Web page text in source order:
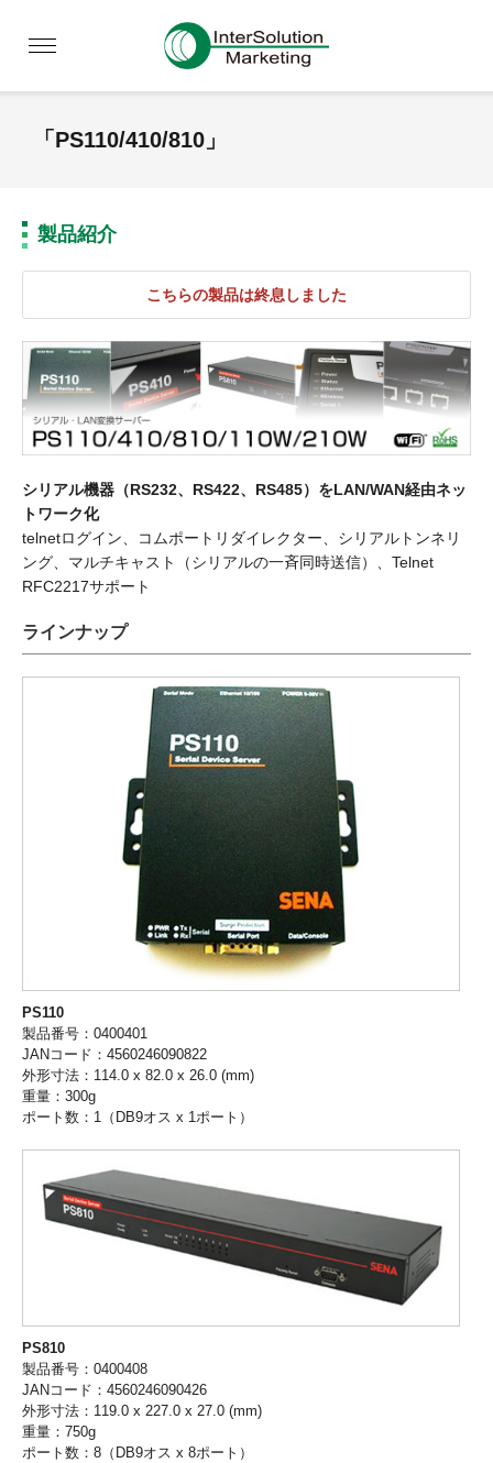
「PS110/410/810」
製品紹介
こちらの製品は終息しました
シリアル機器（RS232、RS422、RS485）をLAN/WAN経由ネッ
トワーク化
telnetログイン、コムポートリダイレクター、シリアルトンネリ
ング、マルチキャスト（シリアルの一斉同時送信）、Telnet
RFC2217サポート
ラインナップ
PS110
製品番号：0400401
JANコード：4560246090822
外形寸法：114.0 x 82.0 x 26.0 (mm)
重量：300g
ポート数：1（DB9オス x 1ポート）
PS810
製品番号：0400408
JANコード：4560246090426
外形寸法：119.0 x 227.0 x 27.0 (mm)
重量：750g
ポート数：8（DB9オス x 8ポート）